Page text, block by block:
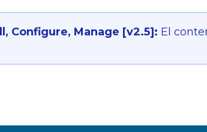
Configure, Manage [v2.5]: El